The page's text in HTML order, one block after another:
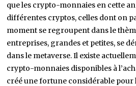
que les crypto-monnaies en cette
différentes cryptos, celles dont on
moment se regroupent dans le
entreprises, grandes et petites, se
dans le metaverse. Il existe
crypto-monnaies disponibles à
créé une fortune considérable pour